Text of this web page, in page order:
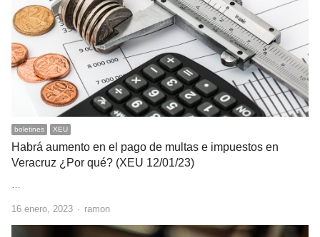
boletines XEU
Habrá aumento en el pago de multas e impuestos en
Veracruz ¿Por qué? (XEU 12/01/23)
…
16 enero, 2023 Author
ramon